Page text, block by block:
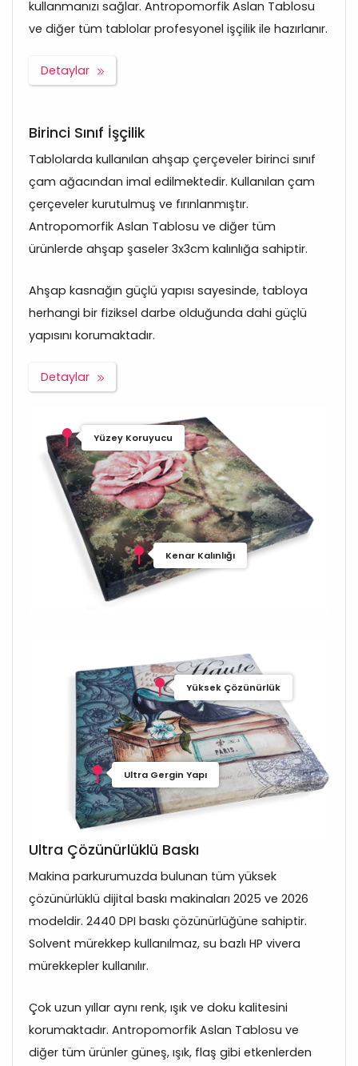
kullanmanızı sağlar. Antropomorfik Aslan Tablosu
ve diğer tüm tablolar profesyonel işçilik ile hazırlanır.
Detaylar
Birinci Sınıf İşçilik
Tablolarda kullanılan ahşap çerçeveler birinci sınıf
çam ağacından imal edilmektedir. Kullanılan çam
çerçeveler kurutulmuş ve fırınlanmıştır.
Antropomorfik Aslan Tablosu ve diğer tüm
ürünlerde ahşap şaseler 3x3cm kalınlığa sahiptir.
Ahşap kasnağın güçlü yapısı sayesinde, tabloya
herhangi bir fiziksel darbe olduğunda dahi güçlü
yapısını korumaktadır.
Detaylar
Yüzey Koruyucu
Kenar Kalınlığı
Yüksek Çözünürlük
Ultra Gergin Yapı
Ultra Çözünürlüklü Baskı
Makina parkurumuzda bulunan tüm yüksek
çözünürlüklü dijital baskı makinaları 2025 ve 2026
modeldir. 2440 DPI baskı çözünürlüğüne sahiptir.
Solvent mürekkep kullanılmaz, su bazlı HP vivera
mürekkepler kullanılır.
Çok uzun yıllar aynı renk, ışık ve doku kalitesini
korumaktadır. Antropomorfik Aslan Tablosu ve
diğer tüm ürünler güneş, ışık, flaş gibi etkenlerden